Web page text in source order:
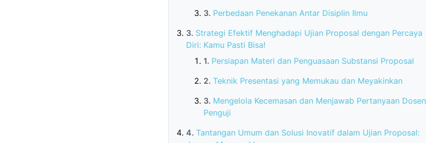
Perbedaan Penekanan Antar Disiplin Ilmu
Strategi Efektif Menghadapi Ujian Proposal dengan Percaya
Diri: Kamu Pasti Bisa!
Persiapan Materi dan Penguasaan Substansi Proposal
Teknik Presentasi yang Memukau dan Meyakinkan
Mengelola Kecemasan dan Menjawab Pertanyaan Dosen
Penguji
Tantangan Umum dan Solusi Inovatif dalam Ujian Proposal: